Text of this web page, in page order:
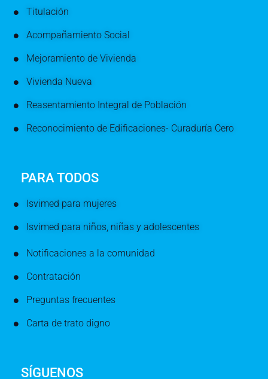
Titulación
Acompañamiento Social
Mejoramiento de Vivienda
Vivienda Nueva
Reasentamiento Integral de Población
Reconocimiento de Edificaciones- Curaduría Cero
PARA TODOS
Isvimed para mujeres
Isvimed para niños, niñas y adolescentes
Notificaciones a la comunidad
Contratación
Preguntas frecuentes
Carta de trato digno
SÍGUENOS